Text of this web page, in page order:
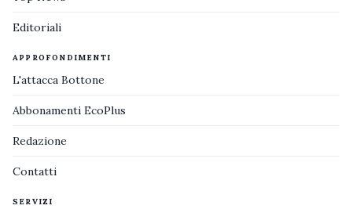
Editoriali
APPROFONDIMENTI
L'attacca Bottone
Abbonamenti EcoPlus
Redazione
Contatti
SERVIZI